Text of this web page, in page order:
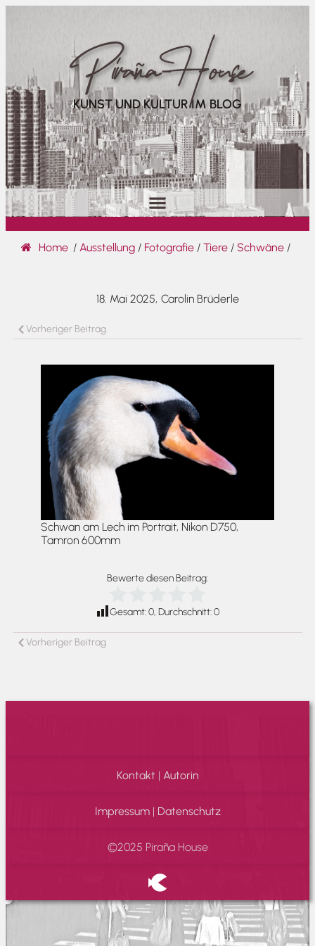
KUNST UND KULTUR IM BLOG
Piraña House
Home / Ausstellung / Fotografie / Tiere / Schwäne /
18. Mai 2025, Carolin Brüderle
Vorheriger Beitrag
Schwan am Lech im Portrait, Nikon D750,
Tamron 600mm
Bewerte diesen Beitrag:
Gesamt:0, Durchschnitt:0
Vorheriger Beitrag
Kontakt | Autorin
Impressum| Datenschutz
©2025 Piraña House